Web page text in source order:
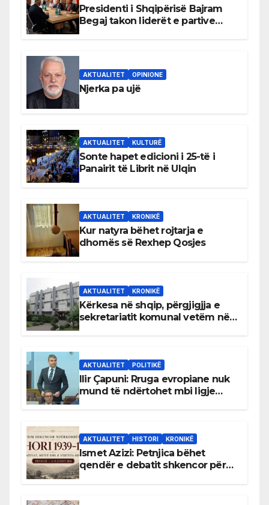
Presidenti i Shqipërisë Bajram
Begaj takon liderët e partive
AKTUALITET OPINIONE
Njerka pa ujë
AKTUALITET KULTURË
Sonte hapet edicioni i 25-të i
Panairit të Librit në Ulqin
AKTUALITET KRONIKË
Kur natyra bëhet rojtarja e
dhomës së Rexhep Qosjes
AKTUALITET KRONIKË
Kërkesa në shqip, përgjigjja e
sekretariatit komunal vetëm në
AKTUALITET POLITIKË
Ilir Çapuni: Rruga evropiane nuk
mund të ndërtohet mbi ligje
AKTUALITET HISTORI KRONIKË
Ismet Azizi: Petnjica bëhet
qendër e debatit shkencor për